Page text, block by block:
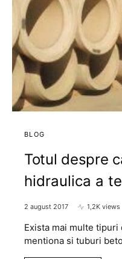
BLOG
Totul despre
hidraulica a
2 august 2017 1,2K views
Exista mai multe
mentiona si tuburi